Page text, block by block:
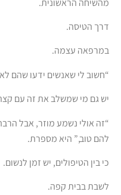
דרך הטיסה.
במרפאה עצמה.
“חשוב לי שאנשים ידעו שהם
יש גם מי שמשלב את זה עם
“זה אולי נשמע מוזר, אבל
להם טוב,” היא מספרת.
כי בין הטיפולים, יש זמן לנשום.
לשבת בבית קפה.